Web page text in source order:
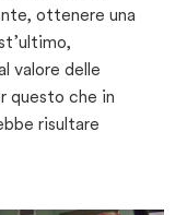
ottenere una
valore delle
questo che in
risultare